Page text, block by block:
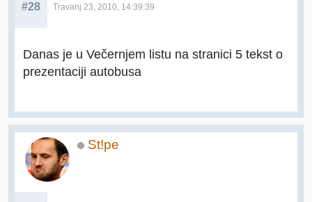
#28 Travanj 23, 2010, 14:39:39
Danas je u Večernjem listu na stranici 5 tekst o
prezentaciji autobusa
St!pe